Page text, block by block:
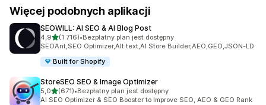
Więcej podobnych aplikacji
SEOWILL: AI SEO & AI Blog Post
4,9na 5 gwiazdek
(1 716)
Łączna liczba recenzji: 1716
•Bezpłatny plan jest dostępny
SEOAnt,SEO Optimizer,Alt text,AI Store Builder,AEO,GEO,JSON-LD
Built for Shopify
StoreSEO SEO & Image Optimizer
5,0na 5 gwiazdek
(671)
Łączna liczba recenzji: 671
•Bezpłatny plan jest dostępny
AI SEO Optimizer & SEO Booster to Improve SEO, AEO & GEO Rank